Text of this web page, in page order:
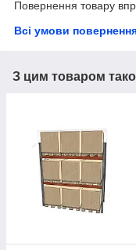
Повернення товару
Всі умови
З цим товаром